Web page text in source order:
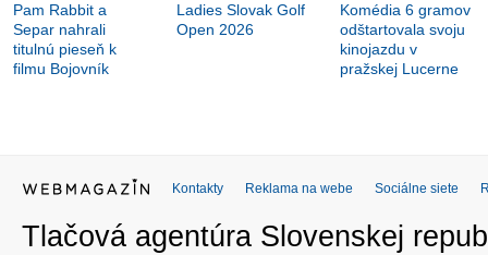
Pam Rabbit a
Separ nahrali
titulnú pieseň k
filmu Bojovník
Ladies Slovak Golf
Open 2026
Komédia 6 gramov
odštartovala svoju
kinojazdu v
pražskej Lucerne
Kontakty Reklama na webe Sociálne siete
Tlačová agentúra Slovenskej